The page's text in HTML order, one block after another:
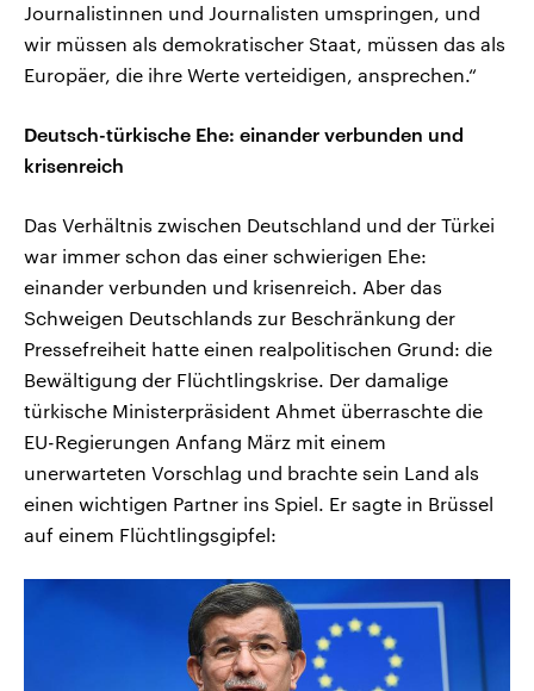
Journalistinnen und Journalisten umspringen, und
wir müssen als demokratischer Staat, müssen das als
Europäer, die ihre Werte verteidigen, ansprechen.“
Deutsch-türkische Ehe: einander verbunden und
krisenreich
Das Verhältnis zwischen Deutschland und der Türkei
war immer schon das einer schwierigen Ehe:
einander verbunden und krisenreich. Aber das
Schweigen Deutschlands zur Beschränkung der
Pressefreiheit hatte einen realpolitischen Grund: die
Bewältigung der Flüchtlingskrise. Der damalige
türkische Ministerpräsident Ahmet überraschte die
EU-Regierungen Anfang März mit einem
unerwarteten Vorschlag und brachte sein Land als
einen wichtigen Partner ins Spiel. Er sagte in Brüssel
auf einem Flüchtlingsgipfel: